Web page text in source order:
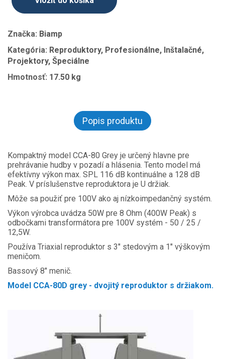
Značka: Biamp
Kategória: Reproduktory, Profesionálne, Inštalačné,
Projektory, Špeciálne
Hmotnosť: 17.50 kg
Popis produktu
Kompaktný model CCA-80 Grey je určený hlavne pre
prehrávanie hudby v pozadí a hlásenia. Tento model má
efektívny výkon max. SPL 116 dB kontinuálne a 128 dB
Peak. V príslušenstve reproduktora je U držiak.
Môže sa použiť pre 100V ako aj nízkoimpedančný systém.
Výkon výrobca uvádza 50W pre 8 Ohm (400W Peak) s
odbočkami transformátora pre 100V systém - 50 / 25 /
12,5W.
Používa Triaxial reproduktor s 3" stedovým a 1" výškovým
meničom.
Bassový 8" menič.
Model CCA-80D grey - dvojitý reproduktor s držiakom.